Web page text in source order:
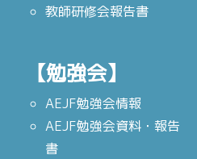
教師研修会報告書
【勉強会】
AEJF勉強会情報
AEJF勉強会資料・報告
書